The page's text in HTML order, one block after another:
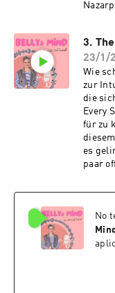
image
Marta
3.
23/1/
Wie
zur
die
Every
für zu
es
paar
No